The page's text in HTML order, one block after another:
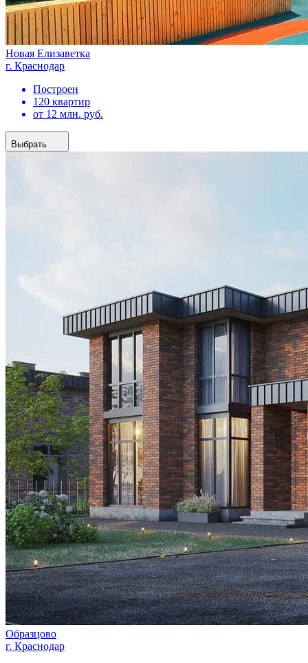
Новая Елизаветка
г. Краснодар
Построен
120 квартир
от 12 млн. руб.
Выбрать
Образцово
г. Краснодар